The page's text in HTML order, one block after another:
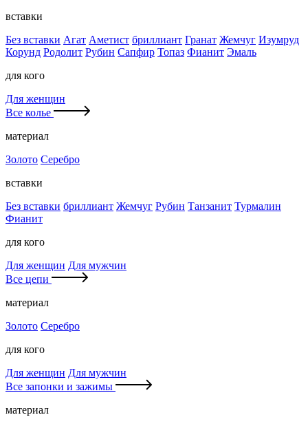
вставки
Без вставки Агат Аметист бриллиант Гранат Жемчуг Изумруд
Корунд Родолит Рубин Сапфир Топаз Фианит Эмаль
для кого
Для женщин
Все колье
материал
Золото Серебро
вставки
Без вставки бриллиант Жемчуг Рубин Танзанит Турмалин
Фианит
для кого
Для женщин Для мужчин
Все цепи
материал
Золото Серебро
для кого
Для женщин Для мужчин
Все запонки и зажимы
материал